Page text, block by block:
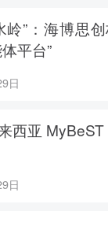
岭”：海博思
平台”
日
西亚
日